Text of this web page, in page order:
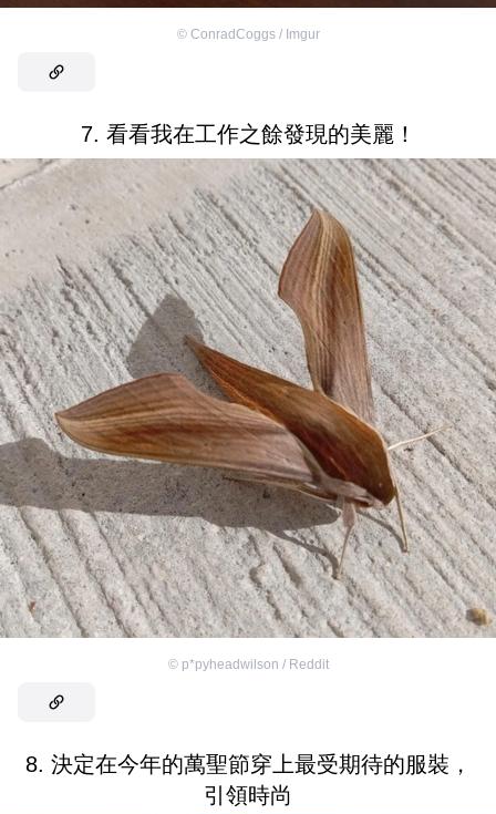
© ConradCoggs / Imgur
7. 看看我在工作之餘發現的美麗！
© p*pyheadwilson / Reddit
8. 決定在今年的萬聖節穿上最受期待的服裝，
引領時尚